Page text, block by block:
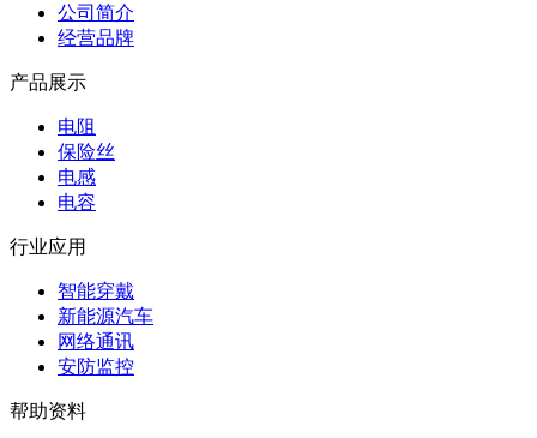
公司简介
经营品牌
产品展示
电阻
保险丝
电感
电容
行业应用
智能穿戴
新能源汽车
网络通讯
安防监控
帮助资料